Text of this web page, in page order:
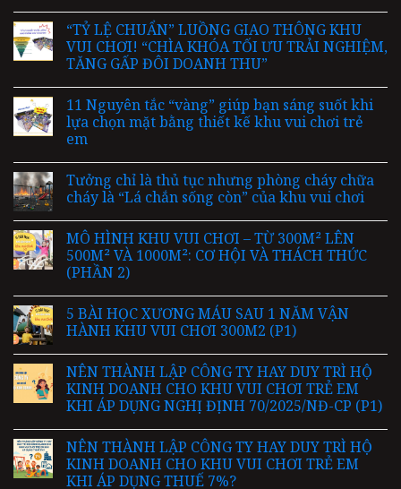
“TỶ LỆ CHUẨN” LUỒNG GIAO THÔNG KHU
VUI CHƠI! “CHÌA KHÓA TỐI ƯU TRẢI NGHIỆM,
TĂNG GẤP ĐÔI DOANH THU”
11 Nguyên tắc “vàng” giúp bạn sáng suốt khi
lựa chọn mặt bằng thiết kế khu vui chơi trẻ
em
Tưởng chỉ là thủ tục nhưng phòng cháy chữa
cháy là “Lá chắn sống còn” của khu vui chơi
MÔ HÌNH KHU VUI CHƠI – TỪ 300M² LÊN
500M² VÀ 1000M²: CƠ HỘI VÀ THÁCH THỨC
(PHẦN 2)
5 BÀI HỌC XƯƠNG MÁU SAU 1 NĂM VẬN
HÀNH KHU VUI CHƠI 300M2 (P1)
NÊN THÀNH LẬP CÔNG TY HAY DUY TRÌ HỘ
KINH DOANH CHO KHU VUI CHƠI TRẺ EM
KHI ÁP DỤNG NGHỊ ĐỊNH 70/2025/NĐ-CP (P1)
NÊN THÀNH LẬP CÔNG TY HAY DUY TRÌ HỘ
KINH DOANH CHO KHU VUI CHƠI TRẺ EM
KHI ÁP DỤNG THUẾ 7%?